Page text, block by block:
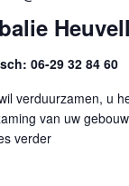
06-29 32 84 60
verduurzamen, u
van uw
verder"VvE-balie